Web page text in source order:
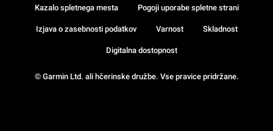
© Garmin Ltd. ali hčerinske družbe. Vse pravice pridržane.
Kazalo spletnega mesta Pogoji uporabe spletne strani
Izjava o zasebnosti podatkov Varnost Skladnost
Digitalna dostopnost